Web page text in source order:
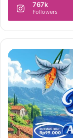
767k
Followers